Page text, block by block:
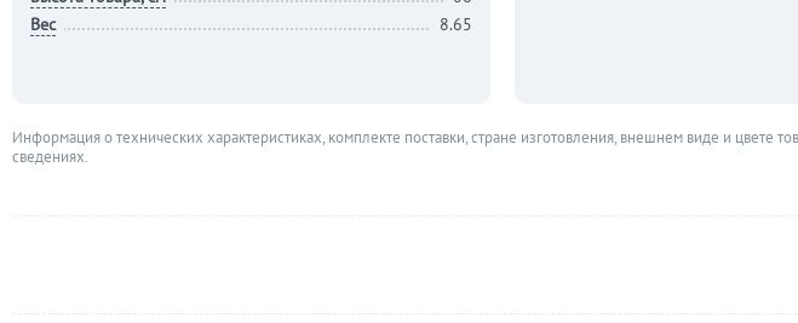
Вес
8.65
Информация о технических характеристиках, комплекте поставки, стране изготовления, внешнем виде и цвете
сведениях.